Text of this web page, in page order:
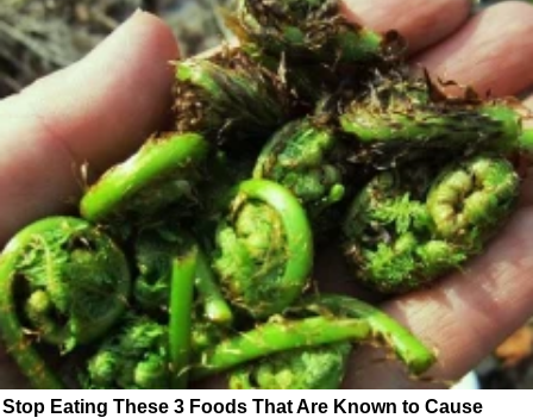
Stop Eating These 3 Foods That Are Known to Cause